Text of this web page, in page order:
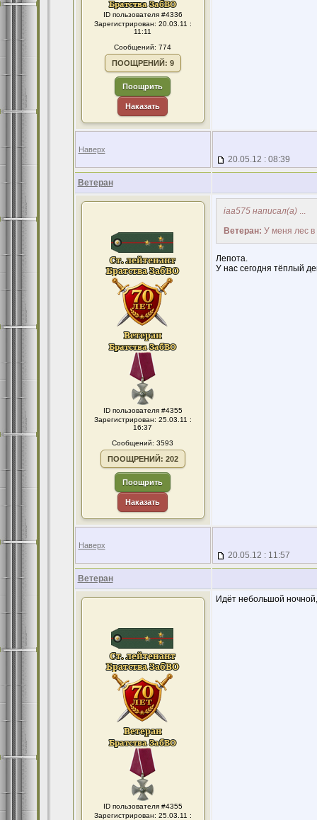
ID пользователя #4336
Зарегистрирован: 20.03.11 :
11:11
Сообщений: 774
ПООЩРЕНИЙ: 9
Поощрить
Наказать
Наверх
20.05.12 : 08:39
Ветеран
ID пользователя #4355
Зарегистрирован: 25.03.11 :
16:37
Сообщений: 3593
ПООЩРЕНИЙ: 202
Поощрить
Наказать
iaa575 написал(а)...
Ветеран: У меня лес в
Лепота.
У нас сегодня тёплый
Наверх
20.05.12 : 11:57
Ветеран
ID пользователя #4355
Зарегистрирован: 25.03.11 :
Идёт небольшой